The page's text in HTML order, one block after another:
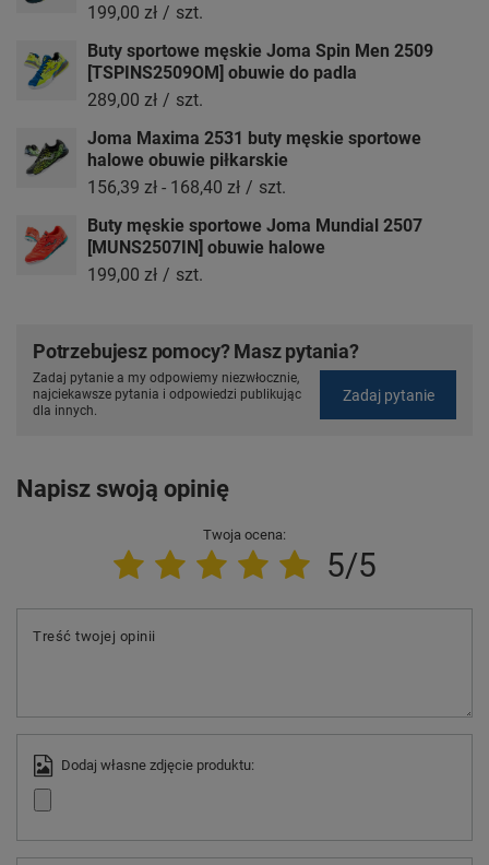
199,00 zł / szt.
Buty sportowe męskie Joma Spin Men 2509
[TSPINS2509OM] obuwie do padla
289,00 zł / szt.
Joma Maxima 2531 buty męskie sportowe
halowe obuwie piłkarskie
156,39 zł - 168,40 zł / szt.
Buty męskie sportowe Joma Mundial 2507
[MUNS2507IN] obuwie halowe
199,00 zł / szt.
Potrzebujesz pomocy? Masz pytania?
Zadaj pytanie a my odpowiemy niezwłocznie,
najciekawsze pytania i odpowiedzi publikując
dla innych.
Zadaj pytanie
Napisz swoją opinię
Twoja ocena:
5/5
Treść twojej opinii
Dodaj własne zdjęcie produktu: